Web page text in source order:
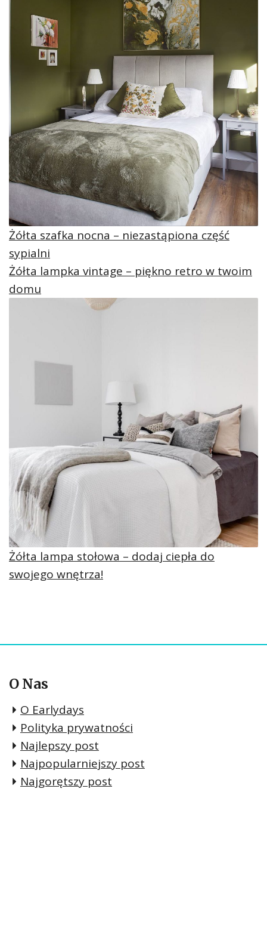
Żółta szafka nocna – niezastąpiona część
sypialni
Żółta lampka vintage – piękno retro w twoim
domu
Żółta lampa stołowa – dodaj ciepła do
swojego wnętrza!
O Nas
O Earlydays
Polityka prywatności
Najlepszy post
Najpopularniejszy post
Najgorętszy post